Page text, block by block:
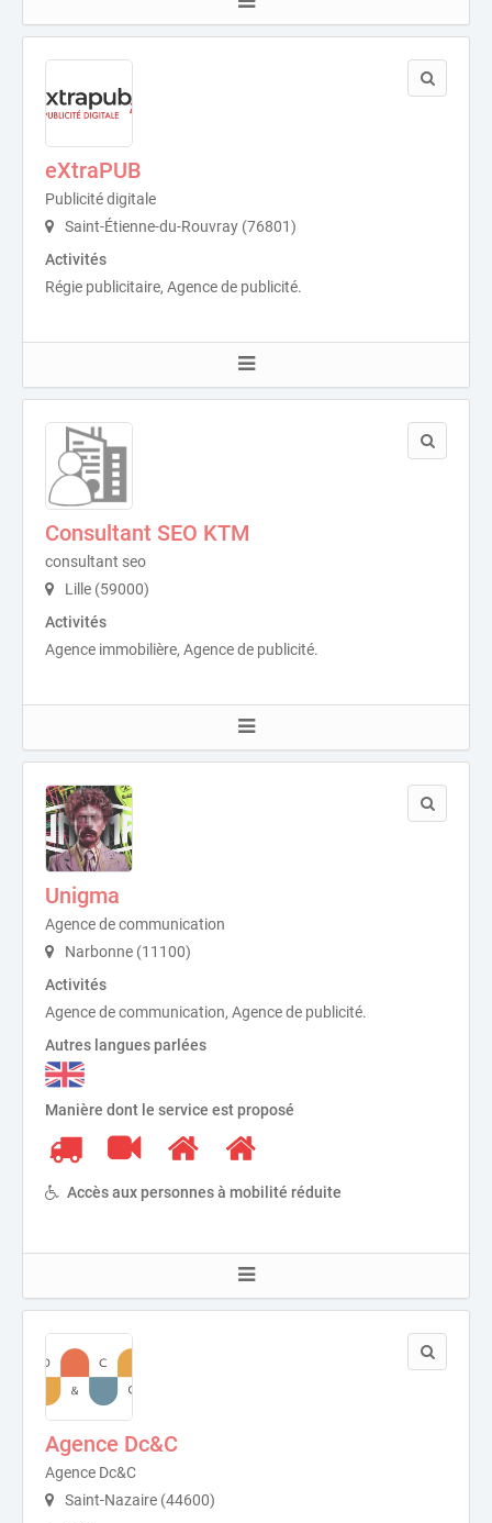
eXtraPUB
Publicité digitale
Saint-Étienne-du-Rouvray (76801)
Activités
Régie publicitaire, Agence de publicité.
Consultant SEO KTM
consultant seo
Lille (59000)
Activités
Agence immobilière, Agence de publicité.
Unigma
Agence de communication
Narbonne (11100)
Activités
Agence de communication, Agence de publicité.
Autres langues parlées
Manière dont le service est proposé
Accès aux personnes à mobilité réduite
Agence Dc&C
Agence Dc&C
Saint-Nazaire (44600)